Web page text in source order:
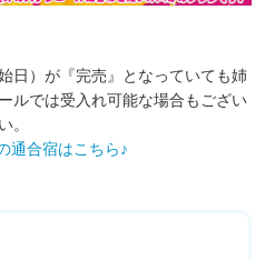
日）が『完売』となっていても姉
ルでは受入れ可能な場合もござい
。
通合宿はこちら♪